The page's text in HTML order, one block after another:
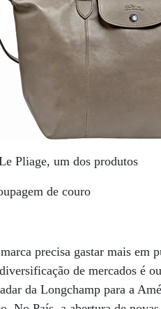
Pliage, um dos produtos
de couro
precisa gastar mais em
de mercados é
da Longchamp para a